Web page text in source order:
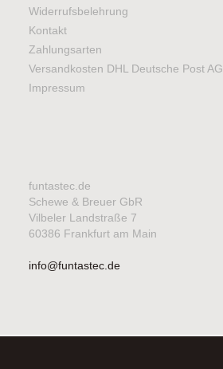
Widerrufsbelehrung
Kontakt
Zahlungsarten
Versandkosten DHL Deutsche Post AG
Impressum
funtastec.de
Schewe & Breuer GbR
Vilbeler Landstraße 7
60386 Frankfurt am Main
info@funtastec.de